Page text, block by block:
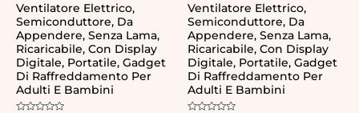
Ventilatore Elettrico,
Semiconduttore, Da
Appendere, Senza Lama,
Ricaricabile, Con Display
Digitale, Portatile, Gadget
Di Raffreddamento Per
Adulti E Bambini
Ventilatore Elettrico,
Semiconduttore, Da
Appendere, Senza Lama,
Ricaricabile, Con Display
Digitale, Portatile, Gadget
Di Raffreddamento Per
Adulti E Bambini